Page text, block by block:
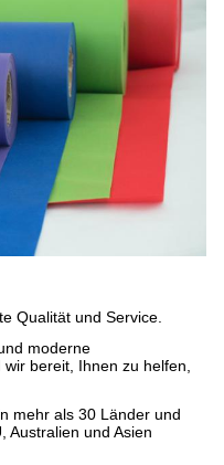
Qualität und Service.
moderne
bereit, Ihnen zu helfen,
mehr als 30 Länder und
Australien und Asien